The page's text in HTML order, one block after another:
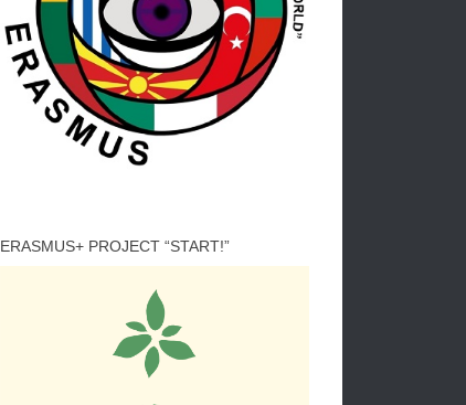
ERASMUS+ PROJECT “START!”